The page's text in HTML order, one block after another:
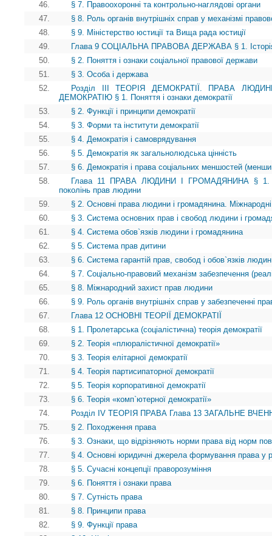
46.
§ 7. Правоохоронні та контрольно-наглядові органи
47.
§ 8. Роль органів внутрішніх справ у механізмі
48.
§ 9. Міністерство юстиції та Вища рада юстиції
49.
Глава 9 СОЦІАЛЬНА ПРАВОВА ДЕРЖАВА § 1. Історія
50.
§ 2. Поняття і ознаки соціальної правової держави
51.
§ 3. Особа і держава
52.
Розділ III ТЕОРІЯ ДЕМОКРАТІЇ. ПРАВА
ДЕМОКРАТІЮ § 1. Поняття і ознаки демократії
53.
§ 2. Функції і принципи демократії
54.
§ 3. Форми та інститути демократії
55.
§ 4. Демократія і самоврядування
56.
§ 5. Демократія як загальнолюдська цінність
57.
§ 6. Демократія і права соціальних меншостей
58.
Глава 11 ПРАВА ЛЮДИНИ І ГРОМАДЯНИНА § 1.
поколінь прав людини
59.
§ 2. Основні права людини і громадянина.
60.
§ 3. Система основних прав і свобод людини і
61.
§ 4. Система обов`язків людини і громадянина
62.
§ 5. Система прав дитини
63.
§ 6. Система гарантій прав, свобод і обов`язків
64.
§ 7. Соціально-правовий механізм забезпечення
65.
§ 8. Міжнародний захист прав людини
66.
§ 9. Роль органів внутрішніх справ у забезпеченні
67.
Глава 12 ОСНОВНІ ТЕОРІЇ ДЕМОКРАТІЇ
68.
§ 1. Пролетарська (соціалістична) теорія демократії
69.
§ 2. Теорія «плюралістичної демократії»
70.
§ 3. Теорія елітарної демократії
71.
§ 4. Теорія партисипаторної демократії
72.
§ 5. Теорія корпоративної демократії
73.
§ 6. Теорія «комп`ютерної демократії»
74.
Розділ IV ТЕОРІЯ ПРАВА Глава 13 ЗАГАЛЬНЕ
75.
§ 2. Походження права
76.
§ 3. Ознаки, що відрізняють норми права від норм
77.
§ 4. Основні юридичні джерела формування права у
78.
§ 5. Сучасні концепції праворозуміння
79.
§ 6. Поняття і ознаки права
80.
§ 7. Сутність права
81.
§ 8. Принципи права
82.
§ 9. Функції права